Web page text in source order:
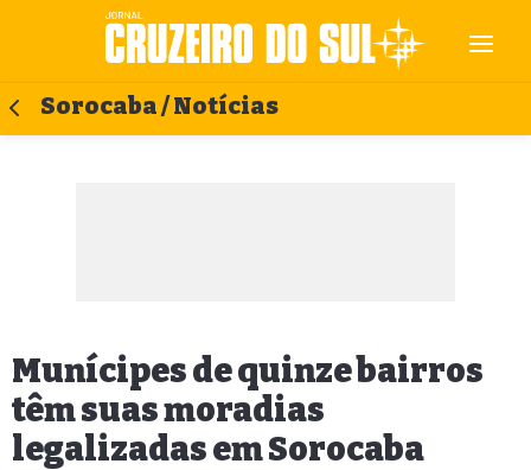
Sorocaba / Notícias
Munícipes de quinze bairros
têm suas moradias
legalizadas em Sorocaba